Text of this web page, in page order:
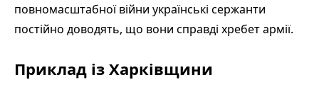
повномасштабної війни українські сержанти
постійно доводять, що вони справді хребет армії.
Приклад із Харківщини